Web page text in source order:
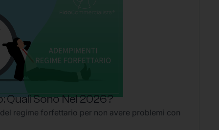
Sono Nel 2026?
regime forfettario per non avere problemi con